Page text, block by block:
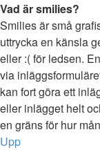
Vad är smilies?
Smilies är små
uttrycka en känsla
eller :( för ledsen.
via
kan fort göra ett
eller inlägget helt
en gräns för hur
Upp